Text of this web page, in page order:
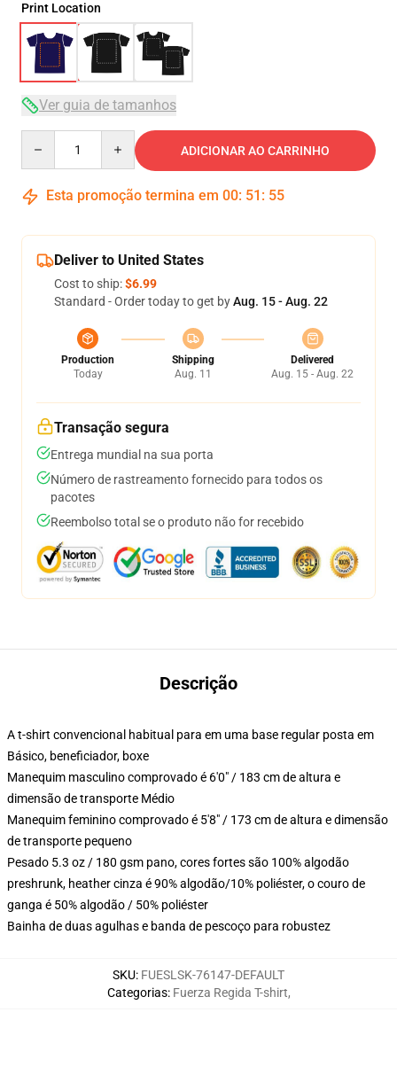
Print Location
Ver guia de tamanhos
ADICIONAR AO CARRINHO
Esta promoção termina em 00: 51 : 54
Deliver to United States
Cost to ship:$6.99
Standard - Order today to get byAug. 15 - Aug. 22
Production
Today
Shipping
Aug. 11
Delivered
Aug. 15 - Aug. 22
Transação segura
Entrega mundial na sua porta
Número de rastreamento fornecido para todos os
pacotes
Reembolso total se o produto não for recebido
Descrição
A t-shirt convencional habitual para em uma base regular posta em
Básico, beneficiador, boxe
Manequim masculino comprovado é 6'0" / 183 cm de altura e
dimensão de transporte Médio
Manequim feminino comprovado é 5'8" / 173 cm de altura e dimensão
de transporte pequeno
Pesado 5.3 oz / 180 gsm pano, cores fortes são 100% algodão
preshrunk, heather cinza é 90% algodão/10% poliéster, o couro de
ganga é 50% algodão / 50% poliéster
Bainha de duas agulhas e banda de pescoço para robustez
SKU: FUESLSK-76147-DEFAULT
Categorias: Fuerza Regida T-shirt,